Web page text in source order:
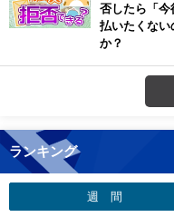
否したら「今
払いたくない
か？
ランキング
週 間